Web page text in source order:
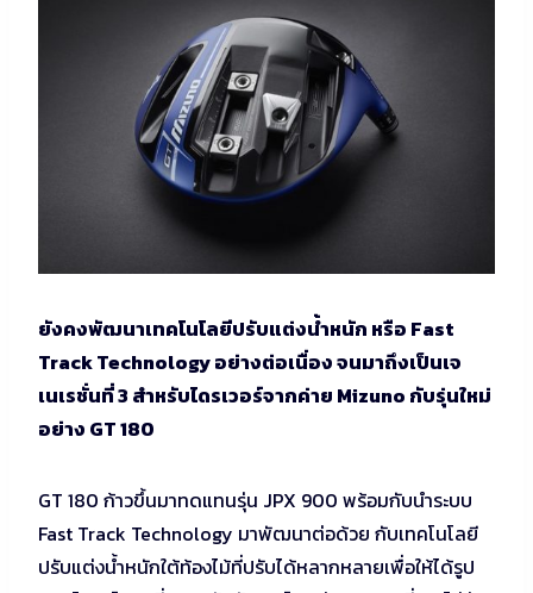
ยังคงพัฒนาเทคโนโลยีปรับแต่งน้ำหนัก หรือ Fast
Track Technology อย่างต่อเนื่อง จนมาถึงเป็นเจ
เนเรชั่นที่ 3 สำหรับไดรเวอร์จากค่าย Mizuno กับรุ่นใหม่
อย่าง GT 180
GT 180 ก้าวขึ้นมาทดแทนรุ่น JPX 900 พร้อมกับนำระบบ
Fast Track Technology มาพัฒนาต่อด้วย กับเทคโนโลยี
ปรับแต่งน้ำหนักใต้ท้องไม้ที่ปรับได้หลากหลายเพื่อให้ได้รูป